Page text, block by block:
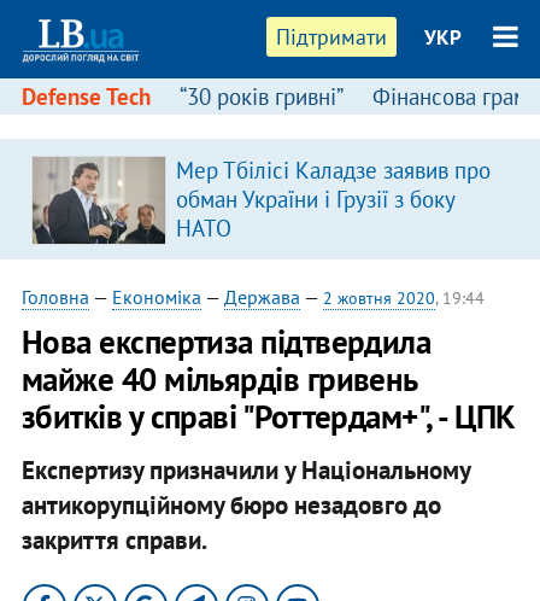
Підтримати УКР
Defense Tech “30 років гривні” Фінансова
Мер Тбілісі Каладзе заявив про
обман України і Грузії з боку
НАТО
Головна — Економіка — Держава — 2 жовтня 2020, 19:44
Нова експертиза підтвердила
майже 40 мільярдів гривень
збитків у справі "Роттердам+", - ЦПК
Експертизу призначили у Національному
антикорупційному бюро незадовго до
закриття справи.